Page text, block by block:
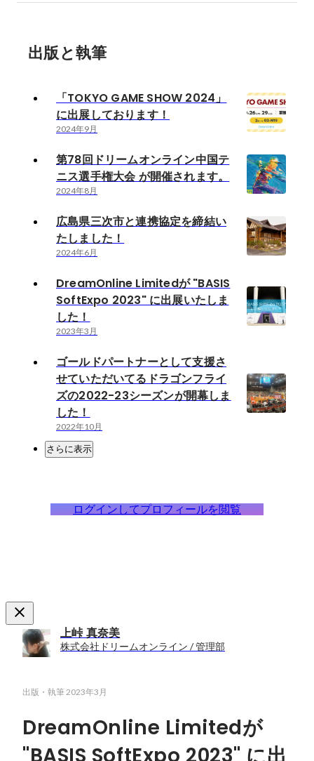
出版と執筆
「TOKYO GAME SHOW 2024」
に出展しております！
2024年9月
第78回ドリームオンライン中国テ
ニス選手権大会 が開催されます。
2024年8月
広島県三次市と連携協定を締結い
たしました！
2024年6月
DreamOnline Limitedが "BASIS
SoftExpo 2023" に出展いたしま
した！
2023年3月
ゴールドパートナーとして支援さ
せていただいてるドラゴンフライ
ズの2022-23シーズンが開幕しま
した！
2022年10月
さらに表示
ログインしてプロフィールを閲覧
上峠 真奈美
株式会社ドリームオンライン / 管理部
出版・執筆 2023年3月
DreamOnline Limitedが